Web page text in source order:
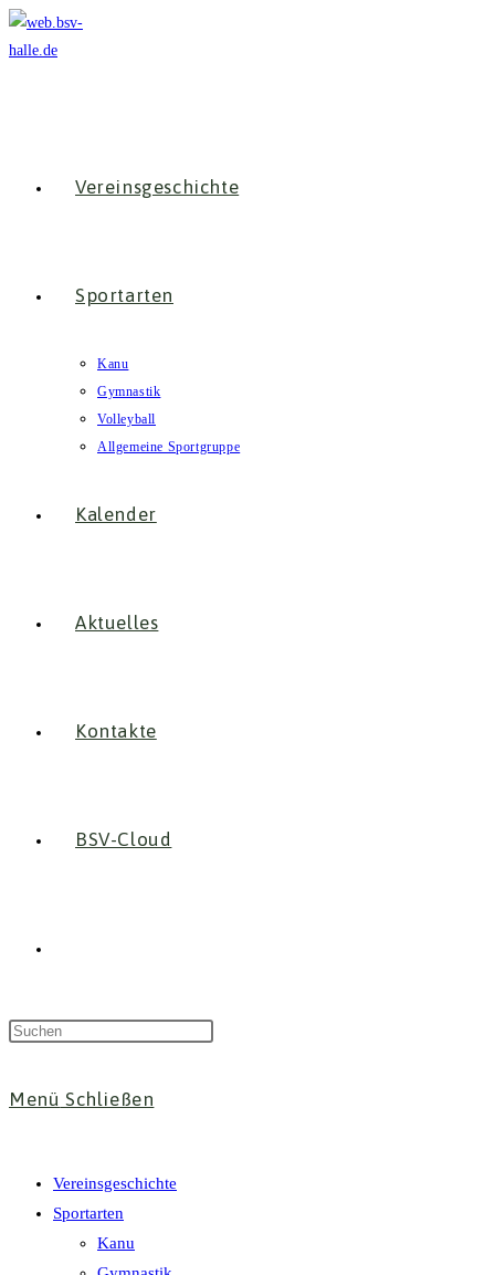
Zum
Inhalt
Vereinsgeschichte
Sportarten
Kanu
Gymnastik
Volleyball
Allgemeine Sportgruppe
Kalender
Aktuelles
Kontakte
BSV-Cloud
Menü Schließen
Vereinsgeschichte
Sportarten
Kanu